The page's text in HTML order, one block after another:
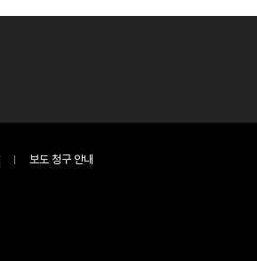
보도 청구 안내